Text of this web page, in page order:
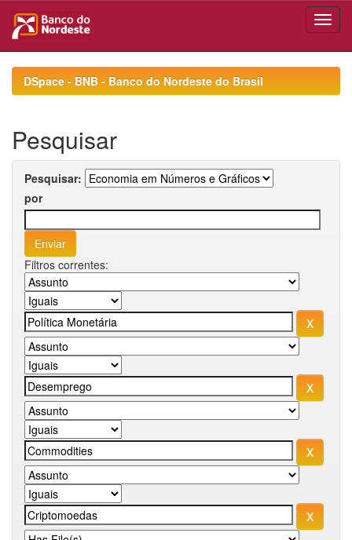
navigationDSpace - BNB - Banco do Nordeste do Brasil
Pesquisar
Pesquisar:
por
Filtros correntes: